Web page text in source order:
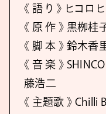
《 語 り 》 ヒコロ
《 原 作 》 黒栁桂
《 脚 本 》 鈴木
《 音 楽 》
藤浩二
《 主題歌 》 Chilli